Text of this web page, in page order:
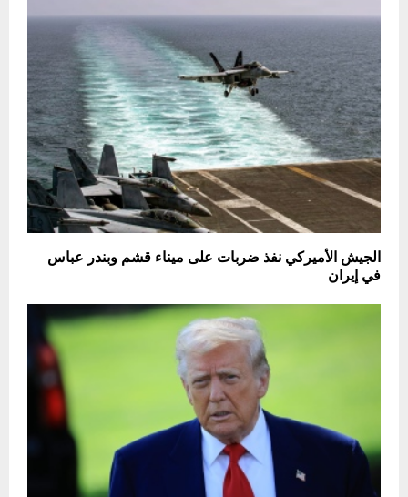
الجيش الأميركي نفذ ضربات على ميناء قشم وبندر عباس
في إيران